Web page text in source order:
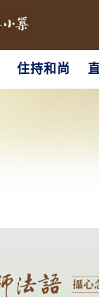
住持和尚